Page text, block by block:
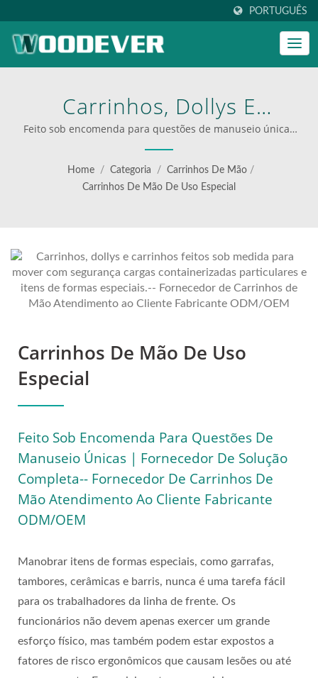
PORTUGUÊS
Carrinhos, Dollys E
Carrinhos Feitos Sob
Medida Para Mover Com
Segurança Cargas
Particulares E Itens De
Formas Especiais.--
Fornecedor De Carrinhos
Cliente Fabricante
ODM/OEM | Descubra Os
Manuseio De Materiais
Duráveis E Versáteis Da
WOODEVER
Feito sob encomenda para questões de manuseio únicas
| fornecedor de solução completa-- Fornecedor de
Carrinhos de Mão Atendimento ao Cliente Fabricante
ODM/OEM | carrinhos multifuncionais para logística
Home / Categoria / Carrinhos De Mão /
Carrinhos De Mão De Uso Especial
Carrinhos De Mão De Uso
Especial
Feito Sob Encomenda Para Questões De
Manuseio Únicas | Fornecedor De Solução
Completa-- Fornecedor De Carrinhos De
Mão Atendimento Ao Cliente Fabricante
ODM/OEM
Manobrar itens de formas especiais, como garrafas,
tambores, cerâmicas e barris, nunca é uma tarefa fácil
para os trabalhadores da linha de frente. Os
funcionários não devem apenas exercer um grande
esforço físico, mas também podem estar expostos a
fatores de risco ergonômicos que causam lesões ou até